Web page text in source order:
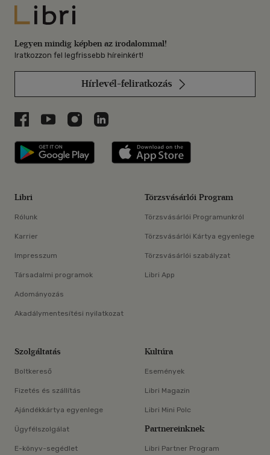
Libri
Legyen mindig képben az irodalommal!
Iratkozzon fel legfrissebb híreinkért!
Hírlevél-feliratkozás
Libri a Facebookon
Libri a Youtube-on
Libri az Instagramon
Libri a LinkedInen
Libri applikáció Szerezd meg: Google
Libri
Rólunk
Karrier
Impresszum
Társadalmi programok
Adományozás
Akadálymentesítési nyilatkozat
Törzsvásárlói Program
Törzsvásárlói Programunkról
Törzsvásárlói Kártya egyenlege
Törzsvásárlói szabályzat
Libri App
Szolgáltatás
Boltkereső
Fizetés és szállítás
Ajándékkártya egyenlege
Ügyfélszolgálat
E-könyv-segédlet
Kultúra
Események
Libri Magazin
Libri Mini Polc
Partnereinknek
Libri Partner Program